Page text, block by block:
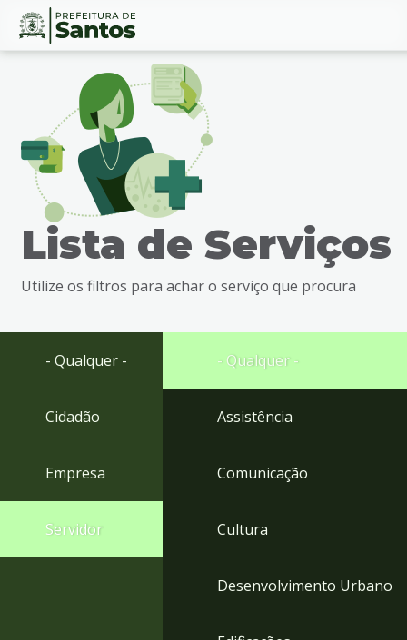
Ir
busca
Ir
Conteúdo
Lista de Serviços
Utilize os filtros para achar o serviço que procura
- Qualquer -
Cidadão
Empresa
Servidor
- Qualquer -
Assistência
Comunicação
Cultura
Desenvolvimento Urbano